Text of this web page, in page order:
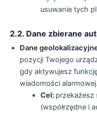
usuwanie tych
2.2. Dane zbierane
Dane
pozycji Twojego
gdy aktywujesz
wiadomości alarmowej.
Cel: przekażesz
(współrzędne i